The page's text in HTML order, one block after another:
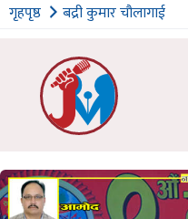
national
health
गृहपृष्ठ बद्री कुमार चौलागाई